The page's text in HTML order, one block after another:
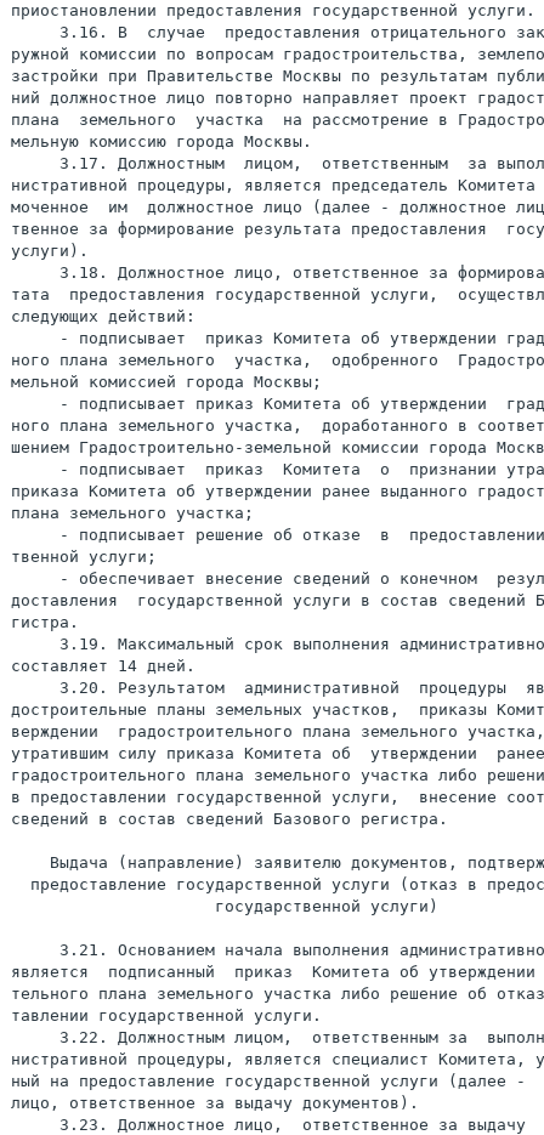
приостановлении предоставления государственной услуги.
3.16. В  случае  предоставления отрицательного
ружной комиссии по вопросам градостроительства,
застройки при Правительстве Москвы по результатам
ний должностное лицо повторно направляет проект
плана  земельного  участка  на рассмотрение в
мельную комиссию города Москвы.
3.17. Должностным  лицом,  ответственным  за
нистративной процедуры, является председатель
моченное  им  должностное лицо (далее - должностное
твенное за формирование результата предоставления
услуги).
3.18. Должностное лицо, ответственное за
тата  предоставления государственной услуги,
следующих действий:
- подписывает  приказ Комитета об утверждении
ного плана земельного  участка,  одобренного
мельной комиссией города Москвы;
- подписывает приказ Комитета об утверждении
ного плана земельного участка,  доработанного в
шением Градостроительно-земельной комиссии города
- подписывает  приказ  Комитета  о  признании
приказа Комитета об утверждении ранее выданного
плана земельного участка;
- подписывает решение об отказе  в
твенной услуги;
- обеспечивает внесение сведений о конечном
доставления  государственной услуги в состав сведений
3.19. Максимальный срок выполнения
составляет 14 дней.
3.20. Результатом  административной  процедуры
достроительные планы земельных участков,  приказы
верждении  градостроительного плана земельного
утратившим силу приказа Комитета об  утверждении
градостроительного плана земельного участка либо
в предоставлении государственной услуги,  внесение
сведений в состав сведений Базового регистра.
Выдача (направление) заявителю документов,
предоставление государственной услуги (отказ в
                     государственной услуги)
3.21. Основанием начала выполнения
является  подписанный  приказ  Комитета об утверждении
тельного плана земельного участка либо решение об
тавлении государственной услуги.
3.22. Должностным лицом,  ответственным за
нистративной процедуры, является специалист Комитета,
ный на предоставление государственной услуги (далее -
лицо, ответственное за выдачу документов).
3.23. Должностное лицо,  ответственное за выдачу